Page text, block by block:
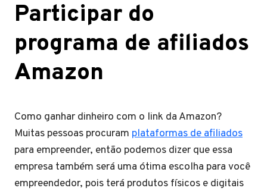
Participar do
programa de afiliados
Amazon
Como ganhar dinheiro com o link da Amazon?
Muitas pessoas procuram plataformas de afiliados
para empreender, então podemos dizer que essa
empresa também será uma ótima escolha para você
empreendedor, pois terá produtos físicos e digitais